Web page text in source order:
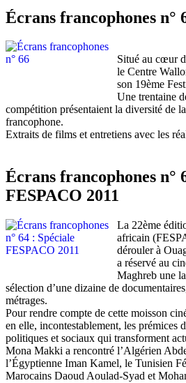
Écrans francophones n°
Situé au cœur
le Centre
son 19ème
Une trentaine
compétition présentaient la diversité de
francophone.
Extraits de films et entretiens avec les
Écrans francophones n°
FESPACO 2011
La 22ème
africain
dérouler à
a réservé au
Maghreb une
sélection d’une dizaine de
métrages.
Pour rendre compte de cette moisson
en elle, incontestablement, les prémices
politiques et sociaux qui transforment
Mona Makki a rencontré l’Algérien
l’Égyptienne Iman Kamel, le Tunisien
Marocains Daoud Aoulad-Syad et